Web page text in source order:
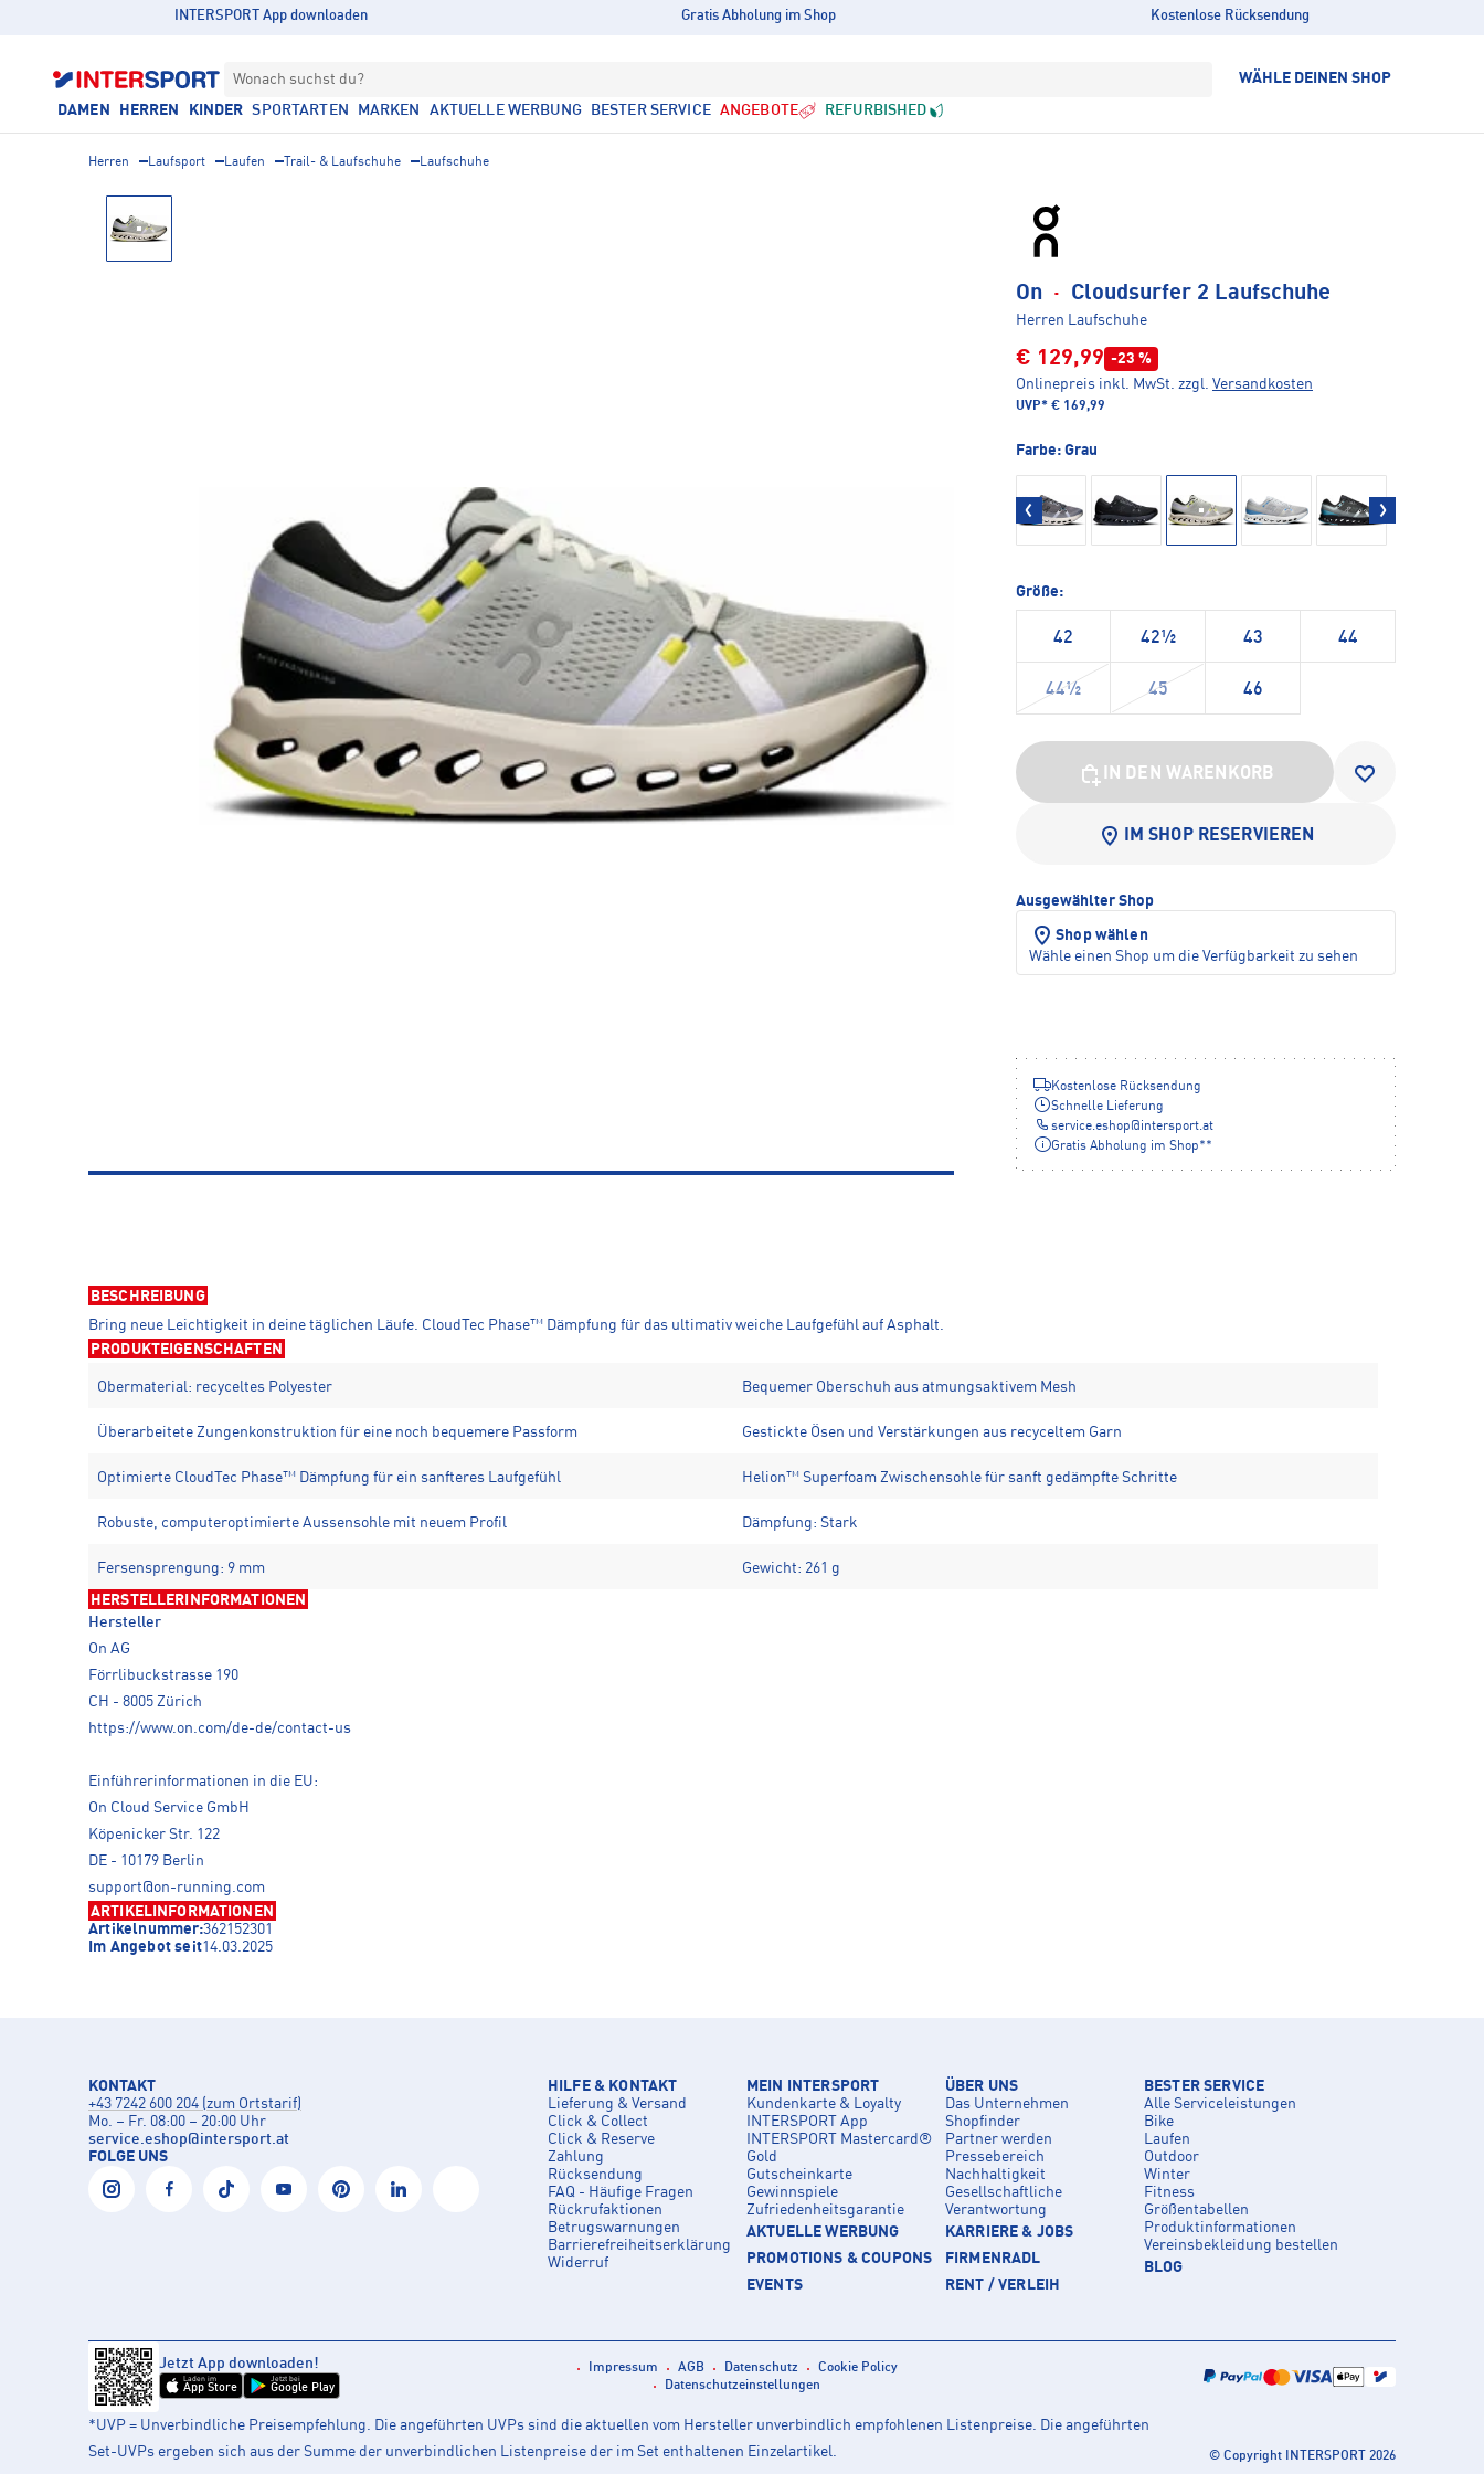
INTERSPORT App downloaden Gratis Abholung im Shop Kostenlose Rücksendung
Wonach suchst du? WÄHLE DEINEN SHOP
DAMEN HERREN KINDER SPORTARTEN MARKEN AKTUELLE WERBUNG BESTER SERVICE ANGEBOTE REFURBISHED
Herren Laufsport Laufen Trail- & Laufschuhe Laufschuhe
On · Cloudsurfer 2 Laufschuhe
Herren Laufschuhe
€ 129,99 -23 %
Onlinepreis inkl. MwSt. zzgl. Versandkosten
UVP* € 169,99
Farbe: Grau
Größe:
42 42½ 43 44
44½ 45 46
IN DEN WARENKORB
IM SHOP RESERVIEREN
Ausgewählter Shop
Shop wählen
Wähle einen Shop um die Verfügbarkeit zu sehen
Kostenlose Rücksendung
Schnelle Lieferung
service.eshop@intersport.at
Gratis Abholung im Shop**
BESCHREIBUNG
Bring neue Leichtigkeit in deine täglichen Läufe. CloudTec Phase™ Dämpfung für das ultimativ weiche Laufgefühl auf Asphalt.
PRODUKTEIGENSCHAFTEN
Obermaterial: recyceltes Polyester Bequemer Oberschuh aus atmungsaktivem Mesh
Überarbeitete Zungenkonstruktion für eine noch bequemere Passform Gestickte Ösen und Verstärkungen aus recyceltem Garn
Optimierte CloudTec Phase™ Dämpfung für ein sanfteres Laufgefühl Helion™ Superfoam Zwischensohle für sanft gedämpfte Schritte
Robuste, computeroptimierte Aussensohle mit neuem Profil Dämpfung: Stark
Fersensprengung: 9 mm Gewicht: 261 g
HERSTELLERINFORMATIONEN
Hersteller
On AG
Förrlibuckstrasse 190
CH - 8005 Zürich
https://www.on.com/de-de/contact-us
Einführerinformationen in die EU:
On Cloud Service GmbH
Köpenicker Str. 122
DE - 10179 Berlin
support@on-running.com
ARTIKELINFORMATIONEN
Artikelnummer:362152301
Im Angebot seit14.03.2025
KONTAKT
+43 7242 600 204 (zum Ortstarif)
Mo. – Fr. 08:00 – 20:00 Uhr
service.eshop@intersport.at
FOLGE UNS
HILFE & KONTAKT
Lieferung & Versand
Click & Collect
Click & Reserve
Zahlung
Rücksendung
FAQ - Häufige Fragen
Rückrufaktionen
Betrugswarnungen
Barrierefreiheitserklärung
Widerruf
MEIN INTERSPORT
Kundenkarte & Loyalty
INTERSPORT App
INTERSPORT Mastercard®
Gold
Gutscheinkarte
Gewinnspiele
Zufriedenheitsgarantie
AKTUELLE WERBUNG
PROMOTIONS & COUPONS
EVENTS
ÜBER UNS
Das Unternehmen
Shopfinder
Partner werden
Pressebereich
Nachhaltigkeit
Gesellschaftliche
Verantwortung
KARRIERE & JOBS
FIRMENRADL
RENT / VERLEIH
BESTER SERVICE
Alle Serviceleistungen
Bike
Laufen
Outdoor
Winter
Fitness
Größentabellen
Produktinformationen
Vereinsbekleidung bestellen
BLOG
Jetzt App downloaden!
Laden im
App Store
Jetzt bei
Google Play
Impressum AGB Datenschutz
Cookie Policy
Datenschutzeinstellungen
*UVP = Unverbindliche Preisempfehlung. Die angeführten UVPs sind die aktuellen vom Hersteller unverbindlich empfohlenen Listenpreise. Die angeführten
Set-UVPs ergeben sich aus der Summe der unverbindlichen Listenpreise der im Set enthaltenen Einzelartikel.
© Copyright INTERSPORT 2026